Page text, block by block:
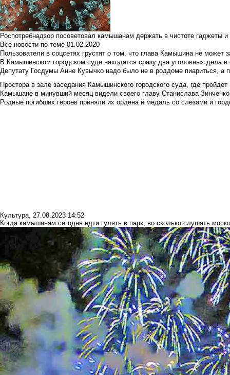
Роспотребнадзор посоветовал камышанам держать в чистоте гаджеты
Все новости по теме 01.02.2020
Пользователи в соцсетях грустят о том, что глава Камышина не может
В Камышинском городском суде находятся сразу два уголовных дела
Депутату Госдумы Анне Кувычко надо было не в роддоме пиариться, а
Простора в зале заседания Камышинского городского суда, где
Камышане в минувший месяц видели своего главу Станислава Зинченко
Родные погибших героев приняли их ордена и медаль со слезами и
Культура, 27.08.2023 14:52
Когда камышанам сегодня идти гулять в парк, во сколько слушать